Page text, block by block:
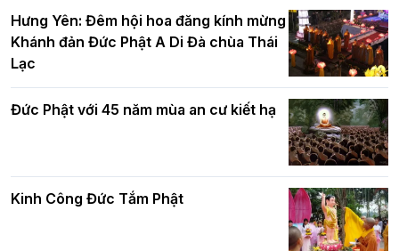
chúc mừng Phật đản BTS GHPGVN TP.
Hà Nội
Hơn 5.000 người tham dự diễu hành,
Tinh thần yêu nước của Phật giáo
Phật giáo chính tín Phần 9: Giải thích
Hưng Yên: Đêm hội hoa đăng kính mừng
Khánh đản Đức Phật A Di Đà chùa Thái
Lạc
Đức Phật với 45 năm mùa an cư kiết hạ
Kinh Công Đức Tắm Phật